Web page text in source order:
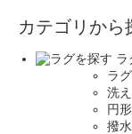
カテゴリから
ラ
ラ
洗
円
撥